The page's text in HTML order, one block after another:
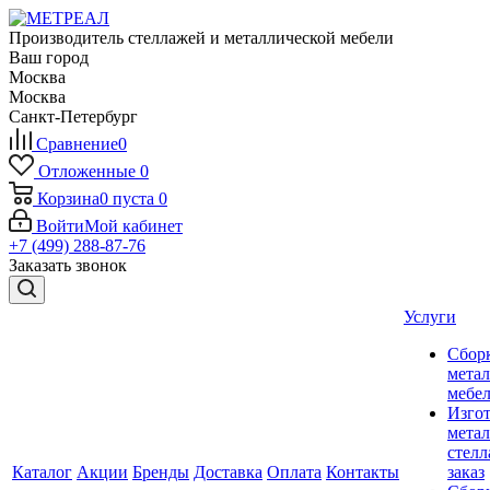
Производитель стеллажей и металлической мебели
Ваш город
Москва
Москва
Санкт-Петербург
Сравнение0
Отложенные 0
Корзина0 пуста 0
ВойтиМой кабинет
+7 (499) 288-87-76
Заказать звонок
Каталог Акции Бренды Доставка Оплата Контакты
Услуги
заказ